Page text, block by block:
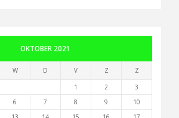
OKTOBER 2021
W D V Z
Z
1
2
3
6 7 8 9
10